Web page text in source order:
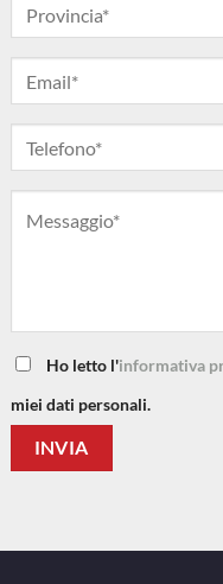
Ho letto l'informativa
miei dati personali.